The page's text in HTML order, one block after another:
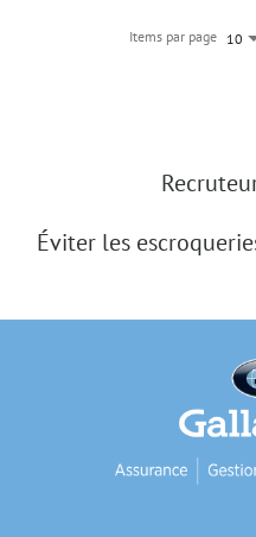
Items par page 10
Éviter les